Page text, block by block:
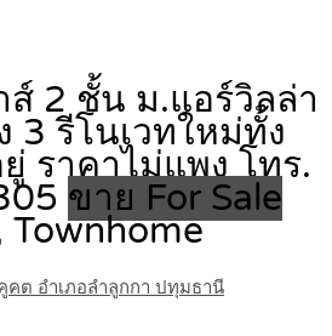
ส์ 2 ชั้น ม.แอร์วิลล่า
3 รีโนเวทใหม่ทั้ง
ราคาไม่แพง โทร.
ขาย For Sale
Townhome
ต อำเภอลำลูกกา ปทุมธานี